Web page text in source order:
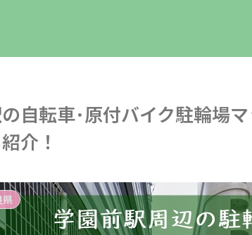
自転車･原付バイク駐輪場
介！
県